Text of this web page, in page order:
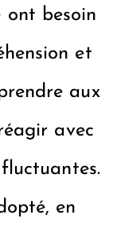
ont besoin
et
aux
avec
en